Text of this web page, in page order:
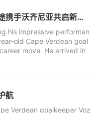
佛得角黑马门将签约科洛科洛，捷途携手沃齐尼亚共启新旅程
his impressive performan
old Cape Verdean goal
move. He arrived in
航
Verdean goalkeeper Voz